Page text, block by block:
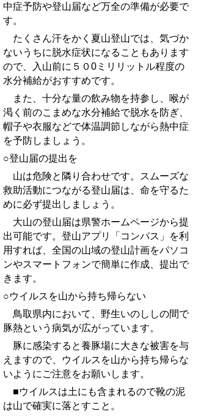
中症予防や登山届など万全の準備が必要で
す。
たくさん汗をかく夏山登山では、気づか
ないうちに脱水症状になることもあります
ので、入山前に５０0ミリリットル程度の
水分補給がおすすめです。
また、十分な量の飲み物を持参し、喉が
渇く前のこまめな水分補給で脱水を防ぎ、
帽子や衣服などで体温調節しながら熱中症
を予防しましょう。
○登山届の提出を
山は危険と隣り合わせです。スムーズな
救助活動につながる登山届は、命を守るた
めに必ず提出しましょう。
大山の登山届は県警ホームページから提
出可能です。登山アプリ「コンパス」を利
用すれば、全国の山域の登山計画をパソコ
ンやスマートフォンで簡単に作成、提出で
きます。
○ウイルスを山から持ち帰らない
鳥取県内において、野生いのししの間で
豚熱という病気が広がっています。
豚に感染すると養豚場に大きな被害を与
えますので、ウイルスを山から持ち帰らな
いようにご注意をお願いします。
■ウイルスは土にも含まれるので靴の泥
は山で確実に落とすこと。